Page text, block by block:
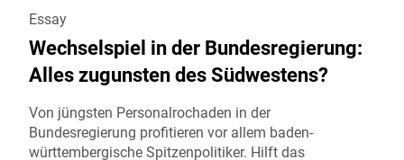
Essay
Wechselspiel in der Bundesregierung:
Alles zugunsten des Südwestens?
Von jüngsten Personalrochaden in der
Bundesregierung profitieren vor allem baden-
württembergische Spitzenpolitiker. Hilft das